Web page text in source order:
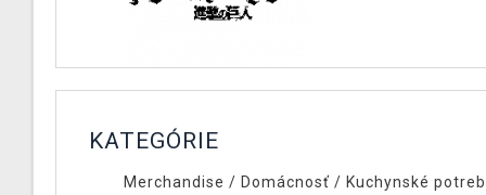
KATEGÓRIE
Merchandise / Domácnosť / Kuchynské